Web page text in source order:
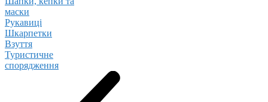
маски
Рукавиці
Шкарпетки
Взуття
Туристичне
спорядження